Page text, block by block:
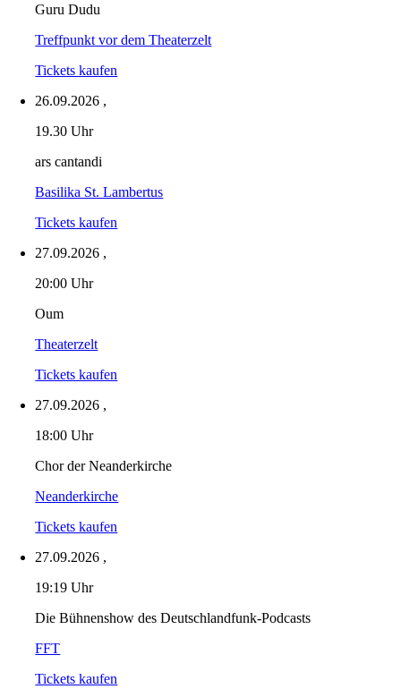
Guru Dudu
Treffpunkt vor dem Theaterzelt
Tickets kaufen
26.09.2026 ,
19.30 Uhr
ars cantandi
Basilika St. Lambertus
Tickets kaufen
27.09.2026 ,
20:00 Uhr
Oum
Theaterzelt
Tickets kaufen
27.09.2026 ,
18:00 Uhr
Chor der Neanderkirche
Neanderkirche
Tickets kaufen
27.09.2026 ,
19:19 Uhr
Die Bühnenshow des Deutschlandfunk-Podcasts
FFT
Tickets kaufen